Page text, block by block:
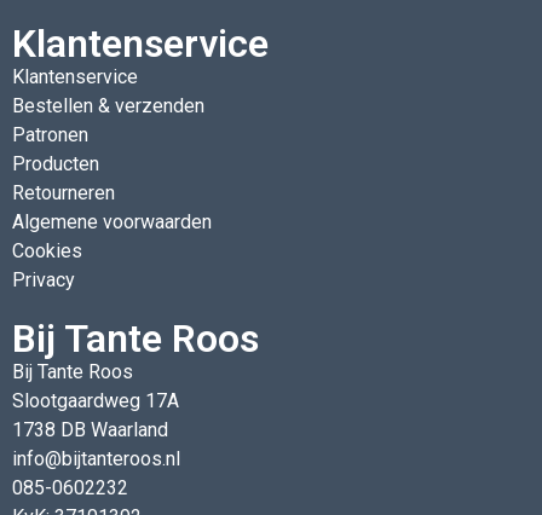
Klantenservice
Klantenservice
Bestellen & verzenden
Patronen
Producten
Retourneren
Algemene voorwaarden
Cookies
Privacy
Bij Tante Roos
Bij Tante Roos
Slootgaardweg 17A
1738 DB Waarland
info@bijtanteroos.nl
085-0602232